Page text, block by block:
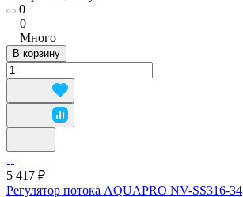
0
0
Много
В корзину
5 417 ₽
Регулятор потока AQUAPRO NV-SS316-34